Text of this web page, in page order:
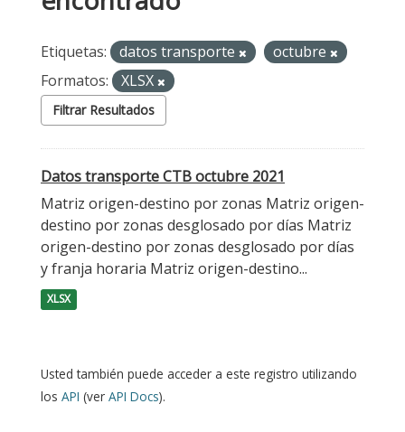
Etiquetas: datos transporte
octubre
Formatos:
XLSX
Filtrar Resultados
Datos transporte CTB octubre 2021
Matriz origen-destino por zonas Matriz origen-
destino por zonas desglosado por días Matriz
origen-destino por zonas desglosado por días
y franja horaria Matriz origen-destino...
XLSX
Usted también puede acceder a este registro utilizando
los API (ver API Docs).